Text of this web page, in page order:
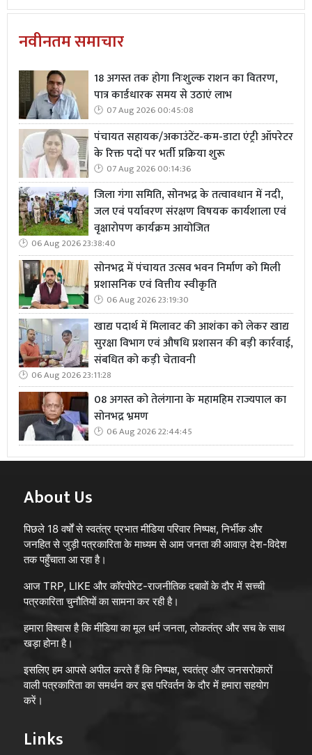
नवीनतम समाचार
18 अगस्त तक होगा निःशुल्क राशन का वितरण,
पात्र कार्डधारक समय से उठाएं लाभ
07 Aug 2026 00:45:08
पंचायत सहायक/अकाउंटेंट-कम-डाटा एंट्री ऑपरेटर
के रिक्त पदों पर भर्ती प्रक्रिया शुरू
07 Aug 2026 00:14:36
जिला गंगा समिति, सोनभद्र के तत्वावधान में नदी,
जल एवं पर्यावरण संरक्षण विषयक कार्यशाला एवं
वृक्षारोपण कार्यक्रम आयोजित
06 Aug 2026 23:38:40
सोनभद्र में पंचायत उत्सव भवन निर्माण को मिली
प्रशासनिक एवं वित्तीय स्वीकृति
06 Aug 2026 23:19:30
खाद्य पदार्थ में मिलावट की आशंका को लेकर खाद्य
सुरक्षा विभाग एवं औषधि प्रशासन की बड़ी कार्रवाई,
संबधित को कड़ी चेतावनी
06 Aug 2026 23:11:28
08 अगस्त को तेलंगाना के महामहिम राज्यपाल का
सोनभद्र भ्रमण
06 Aug 2026 22:44:45
About Us
पिछले 18 वर्षों से स्वतंत्र प्रभात मीडिया परिवार निष्पक्ष, निर्भीक और
जनहित से जुड़ी पत्रकारिता के माध्यम से आम जनता की आवाज़ देश-विदेश
तक पहुँचाता आ रहा है।
आज TRP, LIKE और कॉरपोरेट-राजनीतिक दबावों के दौर में सच्ची
पत्रकारिता चुनौतियों का सामना कर रही है।
हमारा विश्वास है कि मीडिया का मूल धर्म जनता, लोकतंत्र और सच के साथ
खड़ा होना है।
इसलिए हम आपसे अपील करते हैं कि निष्पक्ष, स्वतंत्र और जनसरोकारों
वाली पत्रकारिता का समर्थन कर इस परिवर्तन के दौर में हमारा सहयोग
करें।
Links